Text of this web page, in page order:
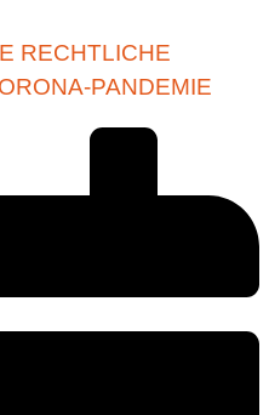
RECHTLICHE
PANDEMIE